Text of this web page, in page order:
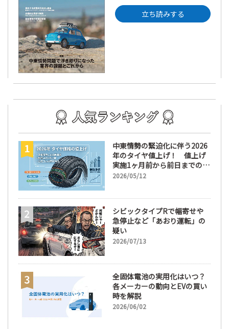
立ち読みする
中東情勢の緊迫化に伴う2026
年のタイヤ値上げ！ 値上げ
実施1ヶ月前から前日までの期
間が販売において極めて重要
2026/05/12
シビックタイプRで幅寄せや
急停止など「あおり運転」の
疑い
2026/07/13
全固体電池の実用化はいつ？
各メーカーの動向とEVの買い
時を解説
2026/06/02